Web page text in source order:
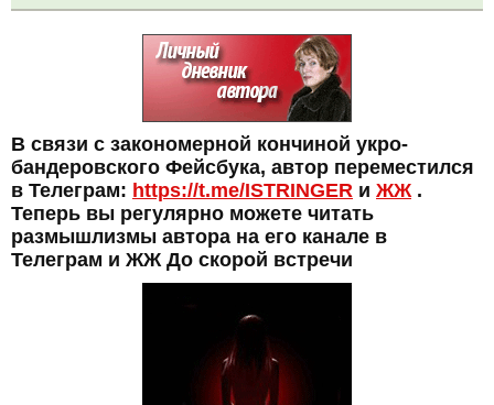
В связи с закономерной кончиной укро-
бандеровского Фейсбука, автор переместился
в Телеграм: https://t.me/ISTRINGER и ЖЖ .
Теперь вы регулярно можете читать
размышлизмы автора на его канале в
Телеграм и ЖЖ До скорой встречи